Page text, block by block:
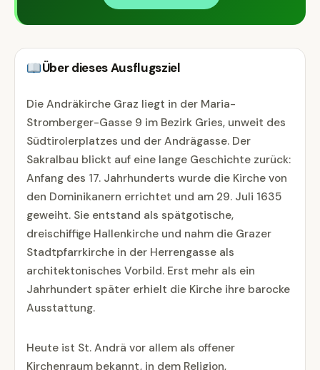
Über dieses Ausflugsziel
Die Andräkirche Graz liegt in der Maria-
Stromberger-Gasse 9 im Bezirk Gries, unweit des
Südtirolerplatzes und der Andrägasse. Der
Sakralbau blickt auf eine lange Geschichte zurück:
Anfang des 17. Jahrhunderts wurde die Kirche von
den Dominikanern errichtet und am 29. Juli 1635
geweiht. Sie entstand als spätgotische,
dreischiffige Hallenkirche und nahm die Grazer
Stadtpfarrkirche in der Herrengasse als
architektonisches Vorbild. Erst mehr als ein
Jahrhundert später erhielt die Kirche ihre barocke
Ausstattung.
Heute ist St. Andrä vor allem als offener
Kirchenraum bekannt, in dem Religion,